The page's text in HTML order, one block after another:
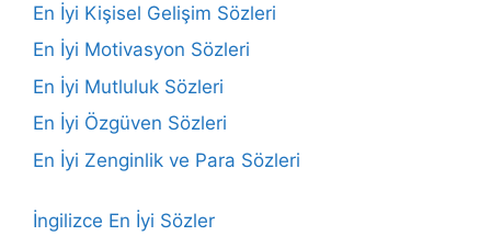
En İyi Kişisel Gelişim Sözleri
En İyi Motivasyon Sözleri
En İyi Mutluluk Sözleri
En İyi Özgüven Sözleri
En İyi Zenginlik ve Para Sözleri
İngilizce En İyi Sözler